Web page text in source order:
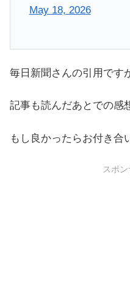
May 18, 2026
毎日新聞さんの引用です
記事も読んだあとでの感
もし良かったらお付き合
スポン